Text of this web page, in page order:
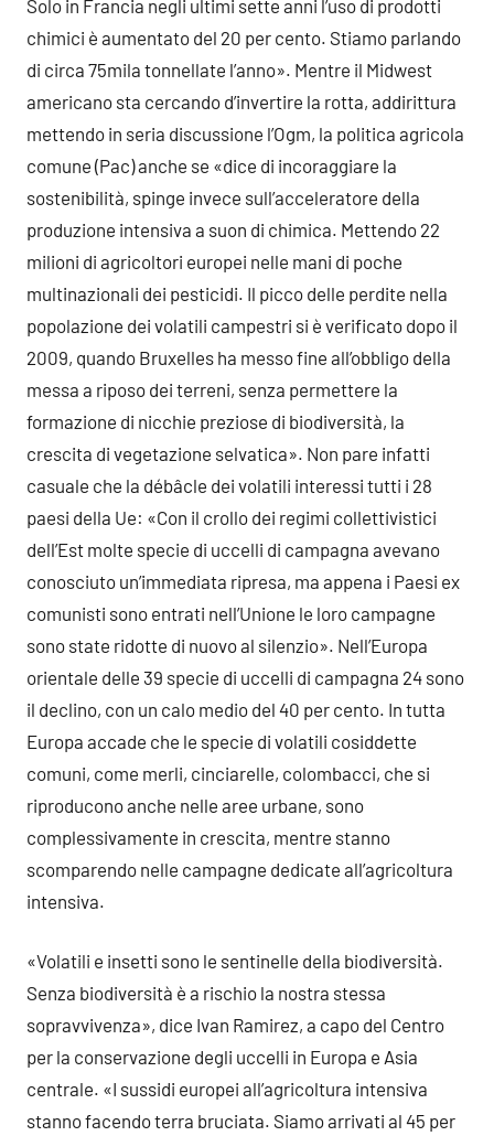
Solo in Francia negli ultimi sette anni l’uso di prodotti
chimici è aumentato del 20 per cento. Stiamo parlando
di circa 75mila tonnellate l’anno». Mentre il Midwest
americano sta cercando d’invertire la rotta, addirittura
mettendo in seria discussione l’Ogm, la politica agricola
comune (Pac) anche se «dice di incoraggiare la
sostenibilità, spinge invece sull’acceleratore della
produzione intensiva a suon di chimica. Mettendo 22
milioni di agricoltori europei nelle mani di poche
multinazionali dei pesticidi. Il picco delle perdite nella
popolazione dei volatili campestri si è verificato dopo il
2009, quando Bruxelles ha messo fine all’obbligo della
messa a riposo dei terreni, senza permettere la
formazione di nicchie preziose di biodiversità, la
crescita di vegetazione selvatica». Non pare infatti
casuale che la débâcle dei volatili interessi tutti i 28
paesi della Ue: «Con il crollo dei regimi collettivistici
dell’Est molte specie di uccelli di campagna avevano
conosciuto un’immediata ripresa, ma appena i Paesi ex
comunisti sono entrati nell’Unione le loro campagne
sono state ridotte di nuovo al silenzio». Nell’Europa
orientale delle 39 specie di uccelli di campagna 24 sono
il declino, con un calo medio del 40 per cento. In tutta
Europa accade che le specie di volatili cosiddette
comuni, come merli, cinciarelle, colombacci, che si
riproducono anche nelle aree urbane, sono
complessivamente in crescita, mentre stanno
scomparendo nelle campagne dedicate all’agricoltura
intensiva.
«Volatili e insetti sono le sentinelle della biodiversità.
Senza biodiversità è a rischio la nostra stessa
sopravvivenza», dice Ivan Ramirez, a capo del Centro
per la conservazione degli uccelli in Europa e Asia
centrale. «I sussidi europei all’agricoltura intensiva
stanno facendo terra bruciata. Siamo arrivati al 45 per